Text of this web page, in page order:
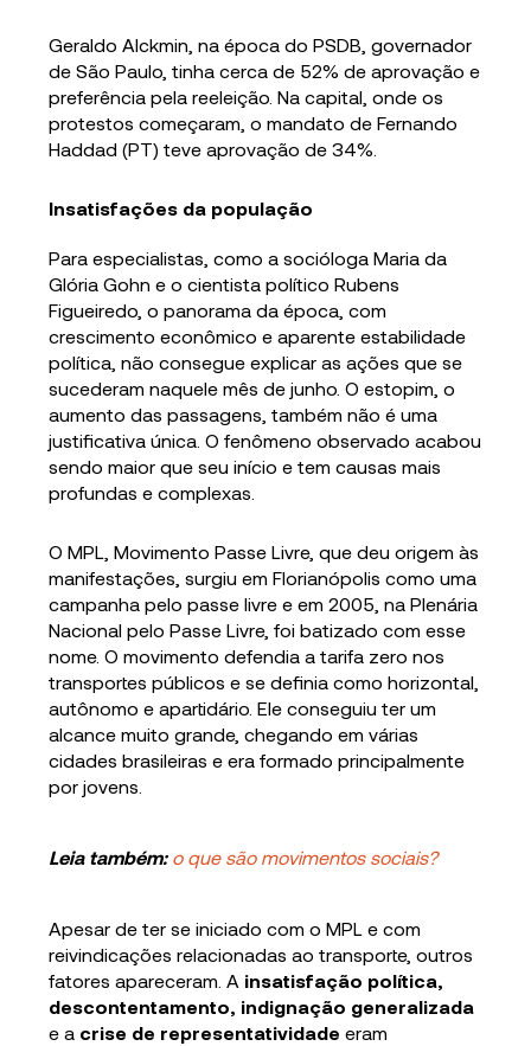
Geraldo Alckmin, na época do PSDB, governador
de São Paulo, tinha cerca de 52% de aprovação e
preferência pela reeleição. Na capital, onde os
protestos começaram, o mandato de Fernando
Haddad (PT) teve aprovação de 34%.
Insatisfações da população
Para especialistas, como a socióloga Maria da
Glória Gohn e o cientista político Rubens
Figueiredo, o panorama da época, com
crescimento econômico e aparente estabilidade
política, não consegue explicar as ações que se
sucederam naquele mês de junho. O estopim, o
aumento das passagens, também não é uma
justificativa única. O fenômeno observado acabou
sendo maior que seu início e tem causas mais
profundas e complexas.
O MPL, Movimento Passe Livre, que deu origem às
manifestações, surgiu em Florianópolis como uma
campanha pelo passe livre e em 2005, na Plenária
Nacional pelo Passe Livre, foi batizado com esse
nome. O movimento defendia a tarifa zero nos
transportes públicos e se definia como horizontal,
autônomo e apartidário. Ele conseguiu ter um
alcance muito grande, chegando em várias
cidades brasileiras e era formado principalmente
por jovens.
Leia também: o que são movimentos sociais?
Apesar de ter se iniciado com o MPL e com
reivindicações relacionadas ao transporte, outros
fatores apareceram. A insatisfação política,
descontentamento, indignação generalizada
e a crise de representatividadeeram